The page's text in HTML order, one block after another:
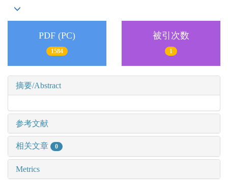
PDF (PC)
1584
被引次数
1
摘要/Abstract
参考文献
相关文章 0
Metrics